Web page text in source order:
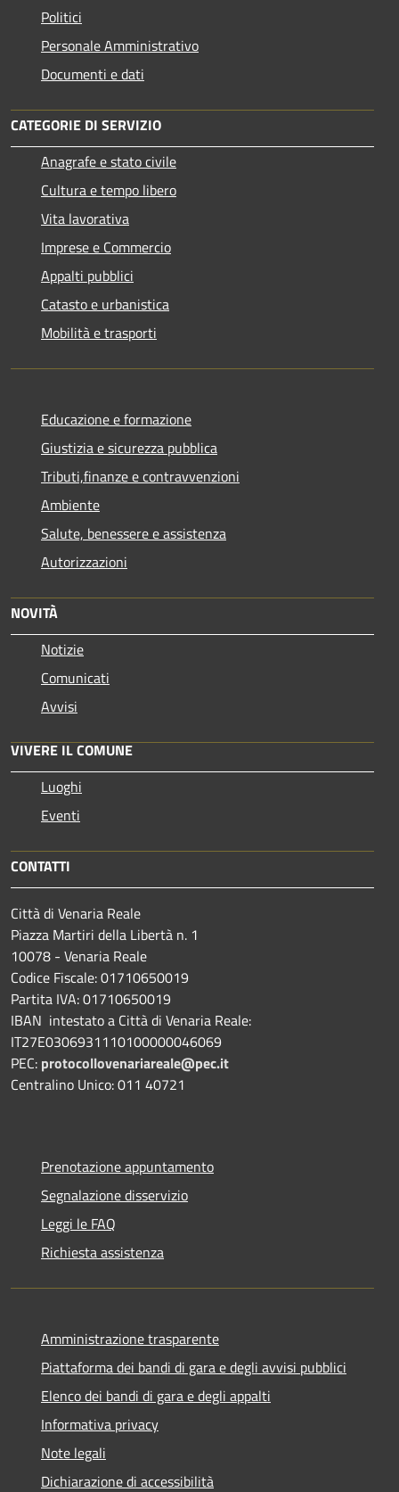
Politici
Personale Amministrativo
Documenti e dati
CATEGORIE DI SERVIZIO
Anagrafe e stato civile
Cultura e tempo libero
Vita lavorativa
Imprese e Commercio
Appalti pubblici
Catasto e urbanistica
Mobilità e trasporti
Educazione e formazione
Giustizia e sicurezza pubblica
Tributi,finanze e contravvenzioni
Ambiente
Salute, benessere e assistenza
Autorizzazioni
NOVITÀ
Notizie
Comunicati
Avvisi
VIVERE IL COMUNE
Luoghi
Eventi
CONTATTI
Città di Venaria Reale
Piazza Martiri della Libertà n. 1
10078 - Venaria Reale
Codice Fiscale: 01710650019
Partita IVA: 01710650019
IBAN intestato a Città di Venaria Reale:
IT27E0306931110100000046069
PEC: protocollovenariareale@pec.it
Centralino Unico: 011 40721
Prenotazione appuntamento
Segnalazione disservizio
Leggi le FAQ
Richiesta assistenza
Amministrazione trasparente
Piattaforma dei bandi di gara e degli avvisi pubblici
Elenco dei bandi di gara e degli appalti
Informativa privacy
Note legali
Dichiarazione di accessibilità